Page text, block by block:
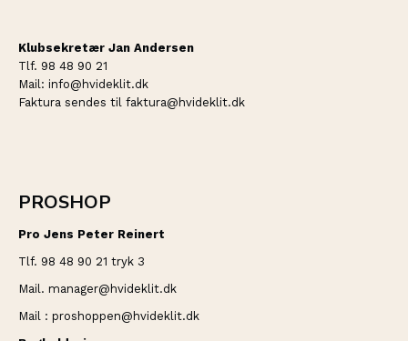
Klubsekretær Jan Andersen
Tlf. 98 48 90 21
Mail: info@hvideklit.dk
Faktura sendes til faktura@hvideklit.dk
PROSHOP
Pro Jens Peter Reinert
Tlf. 98 48 90 21 tryk 3
Mail. manager@hvideklit.dk
Mail : proshoppen@hvideklit.dk